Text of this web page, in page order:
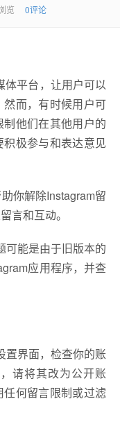
批发网站
览 0评论
体平台，让用户可以
而，有时候用户可
他们在其他用户的
极参与和表达意见
你解除Instagram留
言和互动。
可能是由于旧版本的
应用程序，并查
置界面，检查你的账
请将其改为公开账
何留言限制或过滤